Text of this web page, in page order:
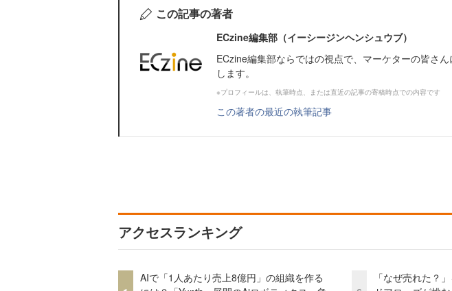
この記事の著者
ECzine編集部（イーシージンヘンシュウブ）
ECzine編集部ならではの視点で、マーケターの皆さ
します。
※プロフィールは、執筆時点、または直近の記事の寄稿時点での内容です
この著者の最近の執筆記事
アクセスランキング
AIで「1人あたり売上8億円」の組織を作る
「なぜ売れた？